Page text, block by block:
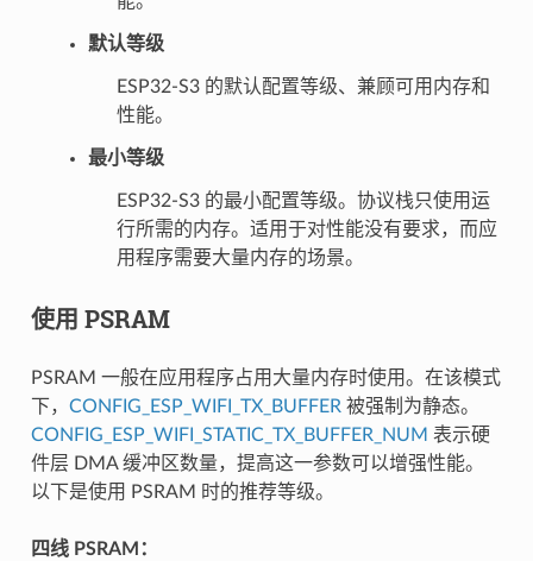
默认等级
ESP32-S3 的默认配置等级、兼顾可用内存和
性能。
最小等级
ESP32-S3 的最小配置等级。协议栈只使用运
行所需的内存。适用于对性能没有要求，而应
用程序需要大量内存的场景。
使用 PSRAM
PSRAM 一般在应用程序占用大量内存时使用。在该模式
下， CONFIG_ESP_WIFI_TX_BUFFER被强制为静态。
CONFIG_ESP_WIFI_STATIC_TX_BUFFER_NUM 表示硬
件层 DMA 缓冲区数量，提高这一参数可以增强性能。
以下是使用 PSRAM 时的推荐等级。
四线 PSRAM：